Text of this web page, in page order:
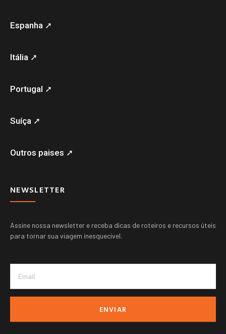
Espanha ➚
Itália ➚
Portugal ➚
Suíça ➚
Outros paises ➚
NEWSLETTER
Assine nossa newsletter e receba dicas de roteiros e recursos úteis
para tornar sua viagem inesquecível.
ENVIAR